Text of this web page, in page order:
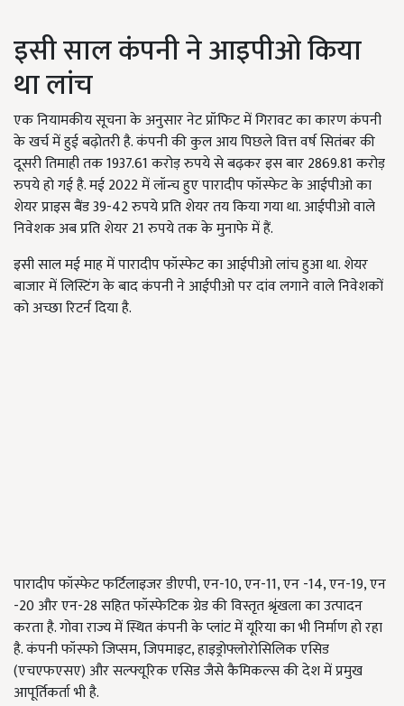
इसी साल कंपनी ने आइपीओ किया
था लांच
एक नियामकीय सूचना के अनुसार नेट प्रॉफिट में गिरावट का कारण कंपनी
के खर्च में हुई बढ़ोतरी है. कंपनी की कुल आय पिछले वित्त वर्ष सितंबर की
दूसरी तिमाही तक 1937.61 करोड़ रुपये से बढ़कर इस बार 2869.81 करोड़
रुपये हो गई है. मई 2022 में लॉन्च हुए पारादीप फॉस्फेट के आईपीओ का
शेयर प्राइस बैंड 39-42 रुपये प्रति शेयर तय किया गया था. आईपीओ वाले
निवेशक अब प्रति शेयर 21 रुपये तक के मुनाफे में हैं.
इसी साल मई माह में पारादीप फॉस्फेट का आईपीओ लांच हुआ था. शेयर
बाजार में लिस्टिंग के बाद कंपनी ने आईपीओ पर दांव लगाने वाले निवेशकों
को अच्छा रिटर्न दिया है.
पारादीप फॉस्फेट फर्टिलाइजर डीएपी, एन-10, एन-11, एन -14, एन-19, एन
-20 और एन-28 सहित फॉस्फेटिक ग्रेड की विस्तृत श्रृंखला का उत्पादन
करता है. गोवा राज्य में स्थित कंपनी के प्लांट में यूरिया का भी निर्माण हो रहा
है. कंपनी फॉस्फो जिप्सम, जिपमाइट, हाइड्रोफ्लोरोसिलिक एसिड
(एचएफएसए) और सल्फ्यूरिक एसिड जैसे कैमिकल्स की देश में प्रमुख
आपूर्तिकर्ता भी है.